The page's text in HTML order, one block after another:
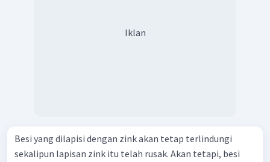
Iklan
Besi yang dilapisi dengan zink akan tetap terlindungi
sekalipun lapisan zink itu telah rusak. Akan tetapi, besi